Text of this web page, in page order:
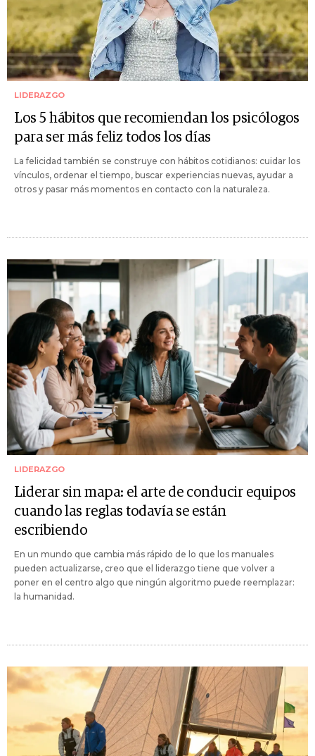
LIDERAZGO
Los 5 hábitos que recomiendan los psicólogos
para ser más feliz todos los días
La felicidad también se construye con hábitos cotidianos: cuidar los
vínculos, ordenar el tiempo, buscar experiencias nuevas, ayudar a
otros y pasar más momentos en contacto con la naturaleza.
LIDERAZGO
Liderar sin mapa: el arte de conducir equipos
cuando las reglas todavía se están
escribiendo
En un mundo que cambia más rápido de lo que los manuales
pueden actualizarse, creo que el liderazgo tiene que volver a
poner en el centro algo que ningún algoritmo puede reemplazar:
la humanidad.